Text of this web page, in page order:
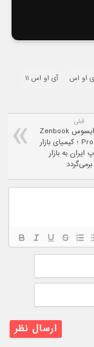
او اس آی او اس ۱۱
قبلی
لپ تاپ ایسوس Zenbook
Pro UX550 ؛‌ کیمیای بازار
ایران به بازار
برمی‌گردد
نام
ایمیل